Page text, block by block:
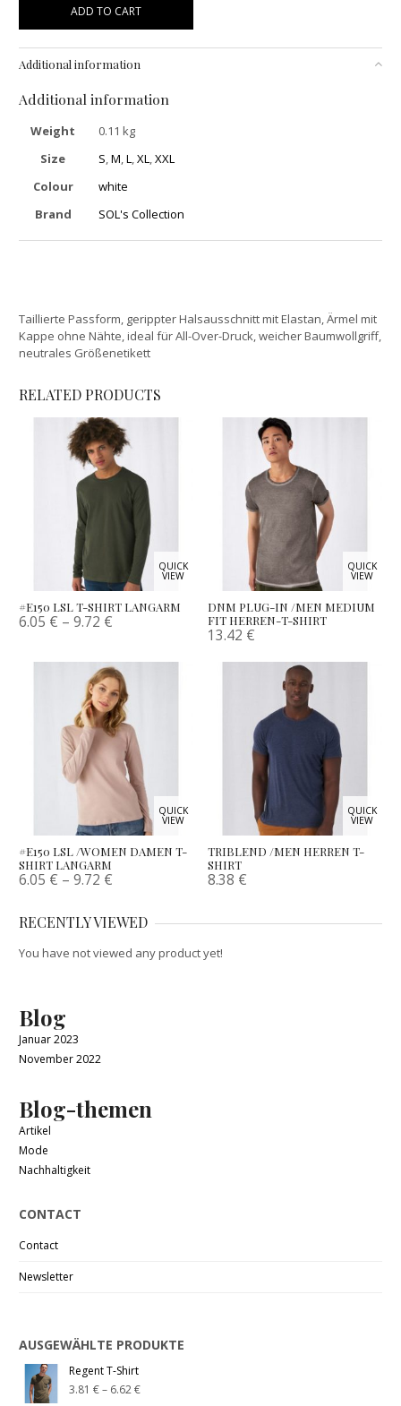
ADD TO CART
Additional information
Additional information
Weight
0.11 kg
Size
S ,M ,L ,XL ,XXL
Colour
white
Brand
SOL's Collection
Taillierte Passform, gerippter Halsausschnitt mit Elastan, Ärmel mit
Kappe ohne Nähte, ideal für All-Over-Druck, weicher Baumwollgriff,
neutrales Größenetikett
RELATED PRODUCTS
QUICK
VIEW
#E150 LSL T-SHIRT LANGARM
6.05 € –9.72 €
QUICK
VIEW
DNM PLUG-IN /MEN MEDIUM
FIT HERREN-T-SHIRT
13.42 €
QUICK
VIEW
#E150 LSL /WOMEN DAMEN T-
SHIRT LANGARM
6.05 € –9.72 €
QUICK
VIEW
TRIBLEND /MEN HERREN T-
SHIRT
8.38 €
RECENTLY VIEWED
You have not viewed any product yet!
Blog
Januar 2023
November 2022
Blog-themen
Artikel
Mode
Nachhaltigkeit
CONTACT
Contact
Newsletter
AUSGEWÄHLTE PRODUKTE
Regent T-Shirt
3.81€– 6.62€